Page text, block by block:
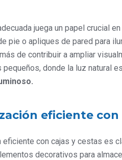
juega un papel crucial
pie o apliques de pared para
de contribuir a ampliar
donde la luz natural
eficiente con
eficiente con cajas y cestas es
decorativos para